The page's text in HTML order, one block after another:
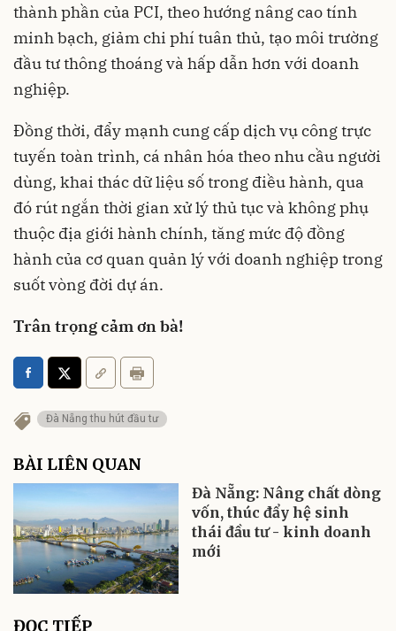
thành phần của PCI, theo hướng nâng cao tính
minh bạch, giảm chi phí tuân thủ, tạo môi trường
đầu tư thông thoáng và hấp dẫn hơn với doanh
nghiệp.
Đồng thời, đẩy mạnh cung cấp dịch vụ công trực
tuyến toàn trình, cá nhân hóa theo nhu cầu người
dùng, khai thác dữ liệu số trong điều hành, qua
đó rút ngắn thời gian xử lý thủ tục và không phụ
thuộc địa giới hành chính, tăng mức độ đồng
hành của cơ quan quản lý với doanh nghiệp trong
suốt vòng đời dự án.
Trân trọng cảm ơn bà!
Đà Nẵng thu hút đầu tư
BÀI LIÊN QUAN
Đà Nẵng: Nâng chất dòng
vốn, thúc đẩy hệ sinh
thái đầu tư - kinh doanh
mới
ĐỌC TIẾP